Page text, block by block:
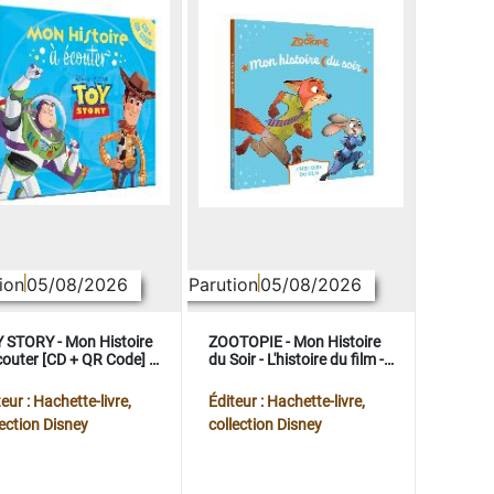
05/08/2026
STORY - Mon Histoire
[CD + QR Code] -
: Hachette-livre,
Disney
Parution05/08/2026
ZOOTOPIE - Mon Histoire
du Soir - L'histoire du film -
Éditeur : Hachette-livre,
collection Disney